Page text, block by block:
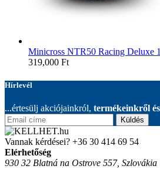
Minicross NTR50 Racing Deluxe
319,000 Ft
Hírlevél
...értesülj akciójainkról, termékeinkről
Küldés
Vannak kérdései? +36 30 414 69 54
Elérhetőség
930 32 Blatná na Ostrove 557, Szlovákia